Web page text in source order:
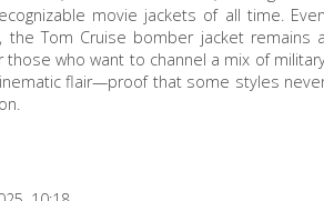
movie jackets of all time.
the Tom Cruise bomber jacket remains
those who want to channel a mix of
flair—proof that some styles